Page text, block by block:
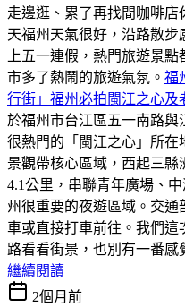
走邊逛、累了再找間咖啡
天福州天氣很好，沿路散
上五一連假，熱門旅遊景
市多了熱鬧的旅遊氣氛。 福
行街」福州必拍閩江之心及
於福州市台江區五一南路與
很熱門的「閩江之心」所在
景觀帶核心區域，西起三縣
4.1公里，串聯青年廣場、
州很重要的夜遊區域。交
車或直接打車前往。我們
路看看街景，也別有一番感
繼續閱讀
2個月前